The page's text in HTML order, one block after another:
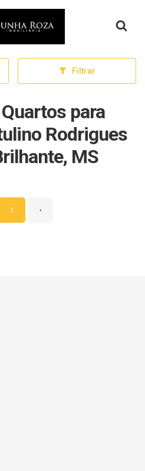
Filtrar
para
Rodrigues
MS
1 ›